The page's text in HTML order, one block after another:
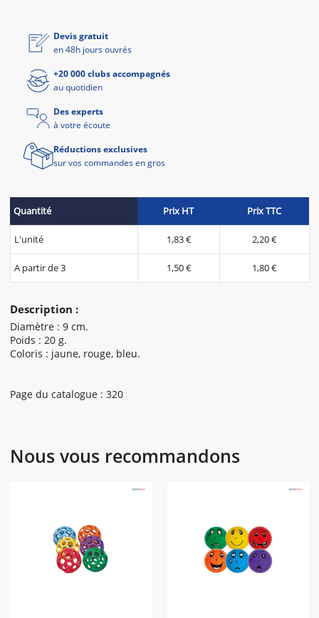
Description :
Diamètre : 9 cm.
Poids : 20 g.
Coloris : jaune, rouge, bleu.
Page du catalogue : 320
Devis gratuit
en 48h jours ouvrés
+20 000 clubs accompagnés
au quotidien
Des experts
à votre écoute
Réductions exclusives
sur vos commandes en gros
Quantité Prix HT Prix TTC
L'unité 1,83 € 2,20 €
A partir de 3 1,50 € 1,80 €
Nous vous recommandons